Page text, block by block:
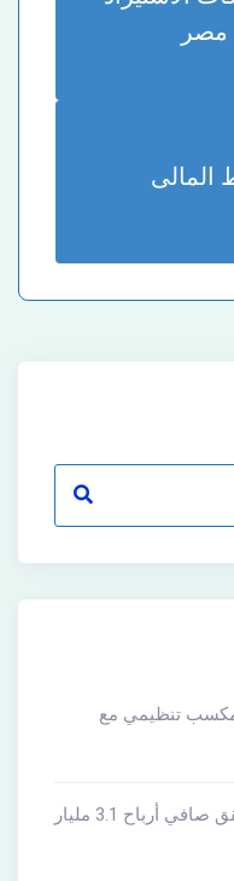
مصر
المالى
تنظيمي مع
البنك الأهلي الكويتي – مصر يحقق صافي أرباح 3.1 مليار